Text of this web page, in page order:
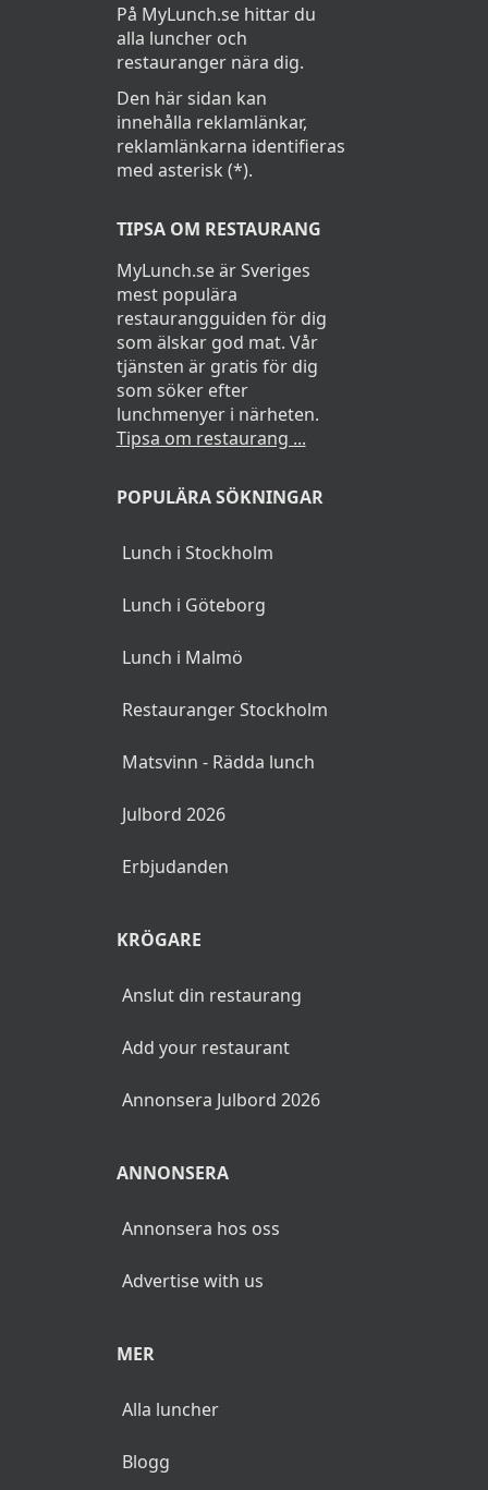
På MyLunch.se hittar du
alla luncher och
restauranger nära dig.
Den här sidan kan
innehålla reklamlänkar,
reklamlänkarna identifieras
med asterisk (*).
TIPSA OM RESTAURANG
MyLunch.se är Sveriges
mest populära
restaurangguiden för dig
som älskar god mat. Vår
tjänsten är gratis för dig
som söker efter
lunchmenyer i närheten.
Tipsa om restaurang ...
POPULÄRA SÖKNINGAR
Lunch i Stockholm
Lunch i Göteborg
Lunch i Malmö
Restauranger Stockholm
Matsvinn - Rädda lunch
Julbord 2026
Erbjudanden
KRÖGARE
Anslut din restaurang
Add your restaurant
Annonsera Julbord 2026
ANNONSERA
Annonsera hos oss
Advertise with us
MER
Alla luncher
Blogg